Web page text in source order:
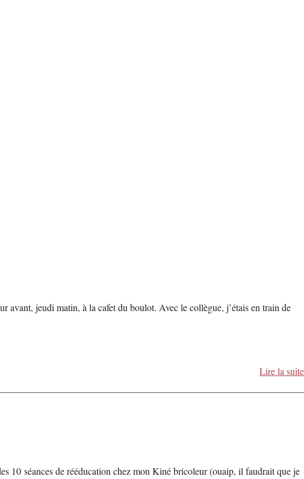
avant, jeudi matin, à la cafet du boulot. Avec le collègue, j’étais en train de
Lire la suite
10 séances de rééducation chez mon Kiné bricoleur (ouaip, il faudrait que je